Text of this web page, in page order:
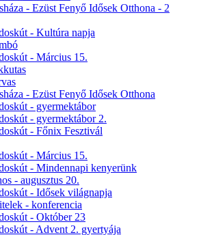
- Ezüst Fenyő Idősek Otthona - 2
- Kultúra napja
- Március 15.
- Ezüst Fenyő Idősek Otthona
- gyermektábor
- gyermektábor 2.
- Főnix Fesztivál
- Március 15.
- Mindennapi kenyerünk
- augusztus 20.
- Idősek világnapja
- konferencia
- Október 23
- Advent 2. gyertyája